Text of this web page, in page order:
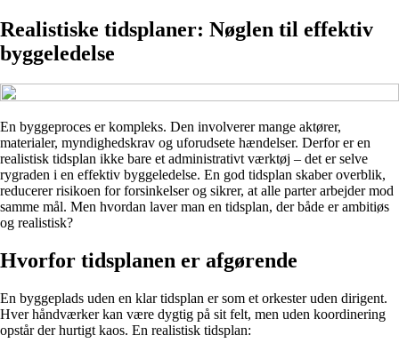
Realistiske tidsplaner: Nøglen til effektiv
byggeledelse
En byggeproces er kompleks. Den involverer mange aktører,
materialer, myndighedskrav og uforudsete hændelser. Derfor er en
realistisk tidsplan ikke bare et administrativt værktøj – det er selve
rygraden i en effektiv byggeledelse. En god tidsplan skaber overblik,
reducerer risikoen for forsinkelser og sikrer, at alle parter arbejder mod
samme mål. Men hvordan laver man en tidsplan, der både er ambitiøs
og realistisk?
Hvorfor tidsplanen er afgørende
En byggeplads uden en klar tidsplan er som et orkester uden dirigent.
Hver håndværker kan være dygtig på sit felt, men uden koordinering
opstår der hurtigt kaos. En realistisk tidsplan: